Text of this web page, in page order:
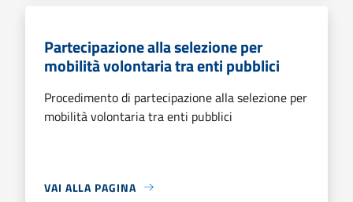
Partecipazione alla selezione per
mobilità volontaria tra enti pubblici
Procedimento di partecipazione alla selezione per
mobilità volontaria tra enti pubblici
VAI ALLA PAGINA